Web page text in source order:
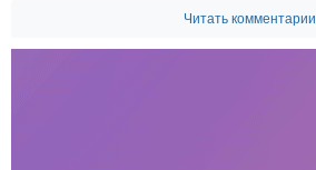
Читать комментарии